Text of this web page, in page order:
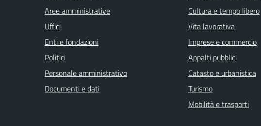
Aree amministrative
Uffici
Enti e fondazioni
Politici
Personale amministrativo
Documenti e dati
Cultura e tempo libero
Vita lavorativa
Imprese e commercio
Appalti pubblici
Catasto e urbanistica
Turismo
Mobilità e trasporti